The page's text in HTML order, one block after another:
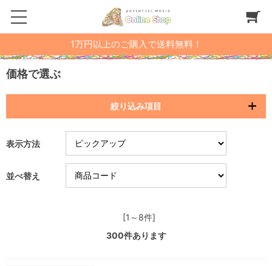
1万円以上のご購入で送料無料！
価格で選ぶ
絞り込み項目
表示方法
並べ替え
[1～8件]
300件あります